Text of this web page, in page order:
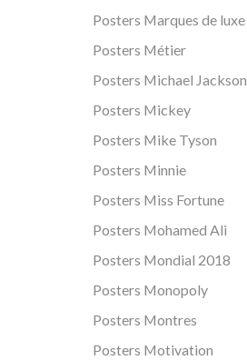
Posters Marques de luxe
Posters Métier
Posters Michael Jackson
Posters Mickey
Posters Mike Tyson
Posters Minnie
Posters Miss Fortune
Posters Mohamed Ali
Posters Mondial 2018
Posters Monopoly
Posters Montres
Posters Motivation